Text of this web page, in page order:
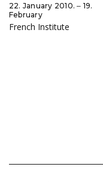
22. January 2010. ‒ 19.
February
French Institute